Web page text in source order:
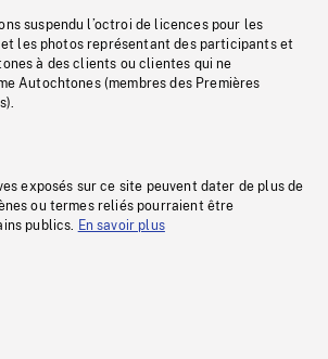
suspendu l’octroi de licences pour les
les photos représentant des participants et
à des clients ou clientes qui ne
Autochtones (membres des Premières
exposés sur ce site peuvent dater de plus de
ou termes reliés pourraient être
publics. En savoir plus